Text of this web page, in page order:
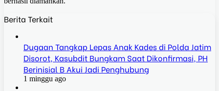
Berita Terkait
Dugaan Tangkap Lepas Anak Kades di Polda Jatim
Disorot, Kasubdit Bungkam Saat Dikonfirmasi, PH
Berinisial B Akui Jadi Penghubung
1 minggu ago